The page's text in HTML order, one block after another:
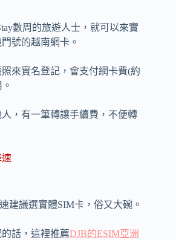
數周的旅遊人士，就可以來實
號的越南網卡。
來實名登記，會支付網卡費(約
，有一筆轉讓手續費，不便轉
速
建議選實體SIM卡，俗又大碗。
話，這裡推薦DJB的ESIM亞洲